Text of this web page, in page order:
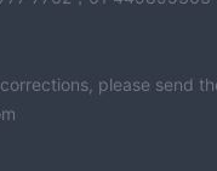
please send